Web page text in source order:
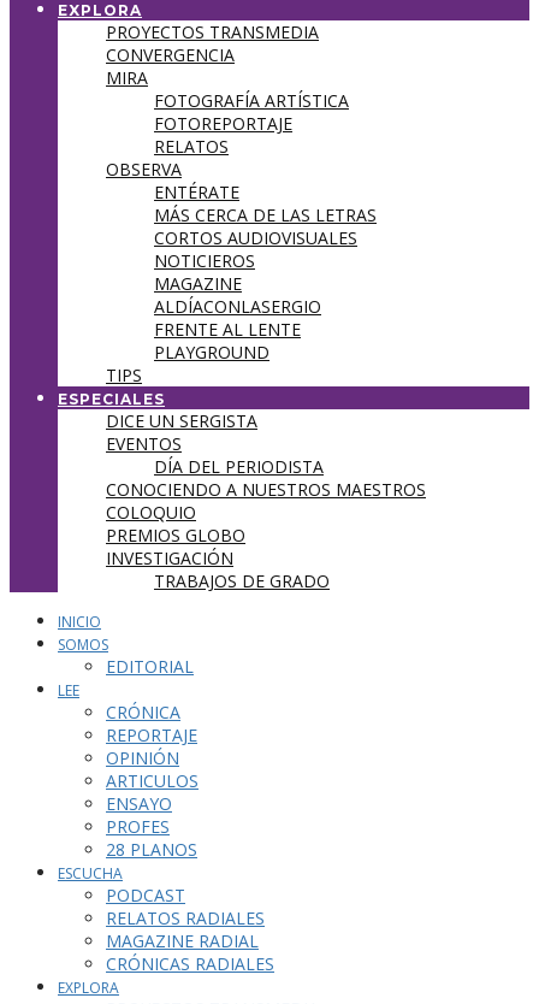
EXPLORA
PROYECTOS TRANSMEDIA
CONVERGENCIA
MIRA
FOTOGRAFÍA ARTÍSTICA
FOTOREPORTAJE
RELATOS
OBSERVA
ENTÉRATE
MÁS CERCA DE LAS LETRAS
CORTOS AUDIOVISUALES
NOTICIEROS
MAGAZINE
ALDÍACONLASERGIO
FRENTE AL LENTE
PLAYGROUND
TIPS
ESPECIALES
DICE UN SERGISTA
EVENTOS
DÍA DEL PERIODISTA
CONOCIENDO A NUESTROS MAESTROS
COLOQUIO
PREMIOS GLOBO
INVESTIGACIÓN
TRABAJOS DE GRADO
INICIO
SOMOS
EDITORIAL
LEE
CRÓNICA
REPORTAJE
OPINIÓN
ARTICULOS
ENSAYO
PROFES
28 PLANOS
ESCUCHA
PODCAST
RELATOS RADIALES
MAGAZINE RADIAL
CRÓNICAS RADIALES
EXPLORA